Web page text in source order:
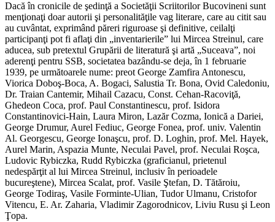
Dacă în cronicile de şedinţă a Societăţii Scriitorilor Bucovineni sunt
menţionaţi doar autorii şi personalităţile vag literare, care au citit sau
au cuvântat, exprimând păreri riguroase şi definitive, ceilalţi
participanţi pot fi aflaţi din „inventarierile” lui Mircea Streinul, care
aducea, sub pretextul Grupării de literatură şi artă „Suceava”, noi
aderenţi pentru SSB, societatea bazându-se deja, în 1 februarie
1939, pe următoarele nume: preot George Zamfira Antonescu,
Viorica Doboş-Boca, A. Bogaci, Salustia Tr. Bona, Ovid Caledoniu,
Dr. Traian Cantemir, Mihail Cazacu, Const. Cehan-Racoviţă,
Ghedeon Coca, prof. Paul Constantinescu, prof. Isidora
Constantinovici-Hain, Laura Miron, Lazăr Cozma, Ionică a Dariei,
George Drumur, Aurel Fediuc, George Fonea, prof. univ. Valentin
Al. Georgescu, George Ionaşcu, prof. D. Loghin, prof. Mel. Hayek,
Aurel Marin, Aspazia Munte, Neculai Pavel, prof. Neculai Roşca,
Ludovic Rybiczka, Rudd Rybiczka (graficianul, prietenul
nedespărţit al lui Mircea Streinul, inclusiv în perioadele
bucureştene), Mircea Scalat, prof. Vasile Ştefan, D. Tătăroiu,
George Todiraş, Vasile Forminte-Ulian, Tudor Ulmanu, Cristofor
Vitencu, E. Ar. Zaharia, Vladimir Zagorodnicov, Liviu Rusu şi Leon
Ţopa.